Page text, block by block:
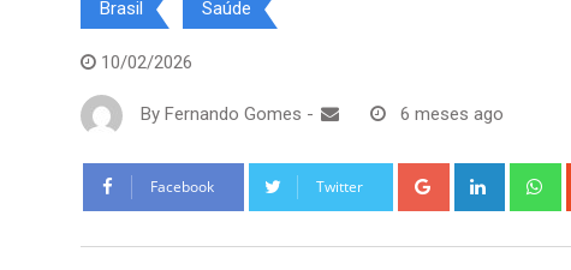
Brasil Saúde
10/02/2026
By Fernando Gomes - 6 meses ago
Facebook Twitter Google+ LinkedIn